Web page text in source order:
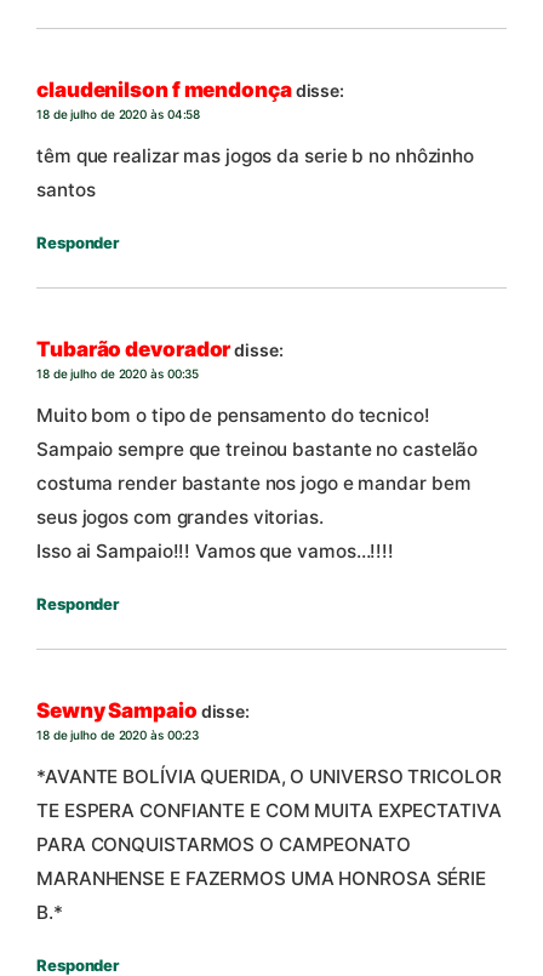
claudenilson f mendonçadisse:
18 de julho de 2020 às 04:58
têm que realizar mas jogos da serie b no nhôzinho
santos
Responder
Tubarão devoradordisse:
18 de julho de 2020 às 00:35
Muito bom o tipo de pensamento do tecnico!
Sampaio sempre que treinou bastante no castelão
costuma render bastante nos jogo e mandar bem
seus jogos com grandes vitorias.
Isso ai Sampaio!!! Vamos que vamos…!!!!
Responder
Sewny Sampaio disse:
18 de julho de 2020 às 00:23
*AVANTE BOLÍVIA QUERIDA, O UNIVERSO TRICOLOR
TE ESPERA CONFIANTE E COM MUITA EXPECTATIVA
PARA CONQUISTARMOS O CAMPEONATO
MARANHENSE E FAZERMOS UMA HONROSA SÉRIE
B.*
Responder